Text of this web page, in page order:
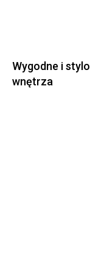
Wygodne i
wnętrza